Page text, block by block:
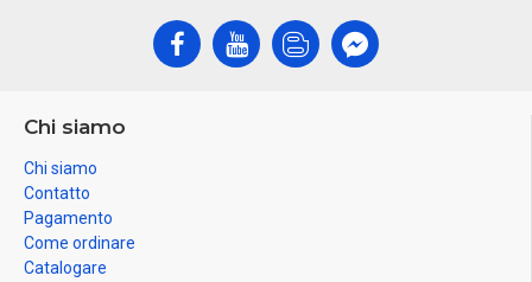
Chi siamo
Chi siamo
Contatto
Pagamento
Come ordinare
Catalogare